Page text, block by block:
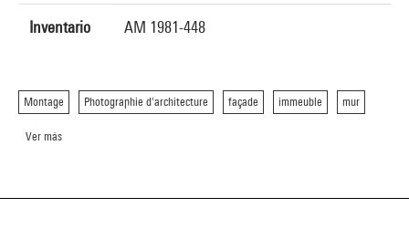
Inventario AM 1981-448
Montage Photographie d'architecture façade immeuble mur
Ver más